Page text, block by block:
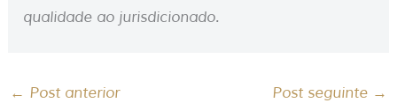
qualidade ao jurisdicionado.
← Post anterior Post seguinte →